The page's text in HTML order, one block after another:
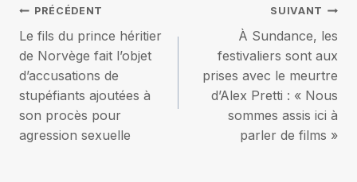
Navigation
de
l’article
PRÉCÉDENT
Le fils du prince héritier
de Norvège fait l’objet
d’accusations de
stupéfiants ajoutées à
son procès pour
agression sexuelle
SUIVANT
À Sundance, les
festivaliers sont aux
prises avec le meurtre
d’Alex Pretti : « Nous
sommes assis ici à
parler de films »